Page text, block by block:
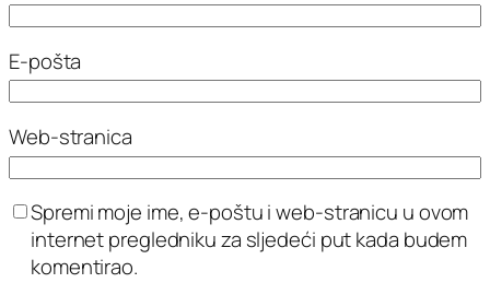
E-pošta
Web-stranica
Spremi moje ime, e-poštu i web-stranicu u ovom
internet pregledniku za sljedeći put kada budem
komentirao.